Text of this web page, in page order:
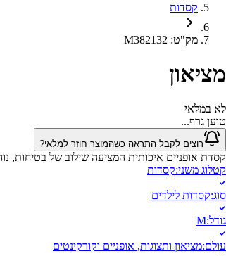
קסדות
מק"ט:
M382132
מציאון
לא במלאי
טוען גרף...
רוצים לקבל התראה כשהמוצר חוזר למלאי?
קסדת אופניים איכותית המציעה שילוב של בטיחות,
קטלוג משני:קסדות
סוג:קסדות לילדים
גודל:
M
עולם:מציאון ותצוגות, אופניים וקורקינטים